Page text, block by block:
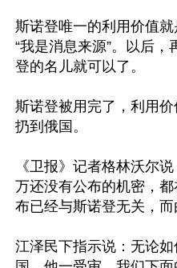
斯诺登唯一的利用价值
“我是消息来源”。以后
登的名儿就可以了。
斯诺登被用完了，利用
扔到俄国。
《卫报》记者格林沃尔
万还没有公布的机密，
布已经与斯诺登无关，而
江泽民下指示说：无论